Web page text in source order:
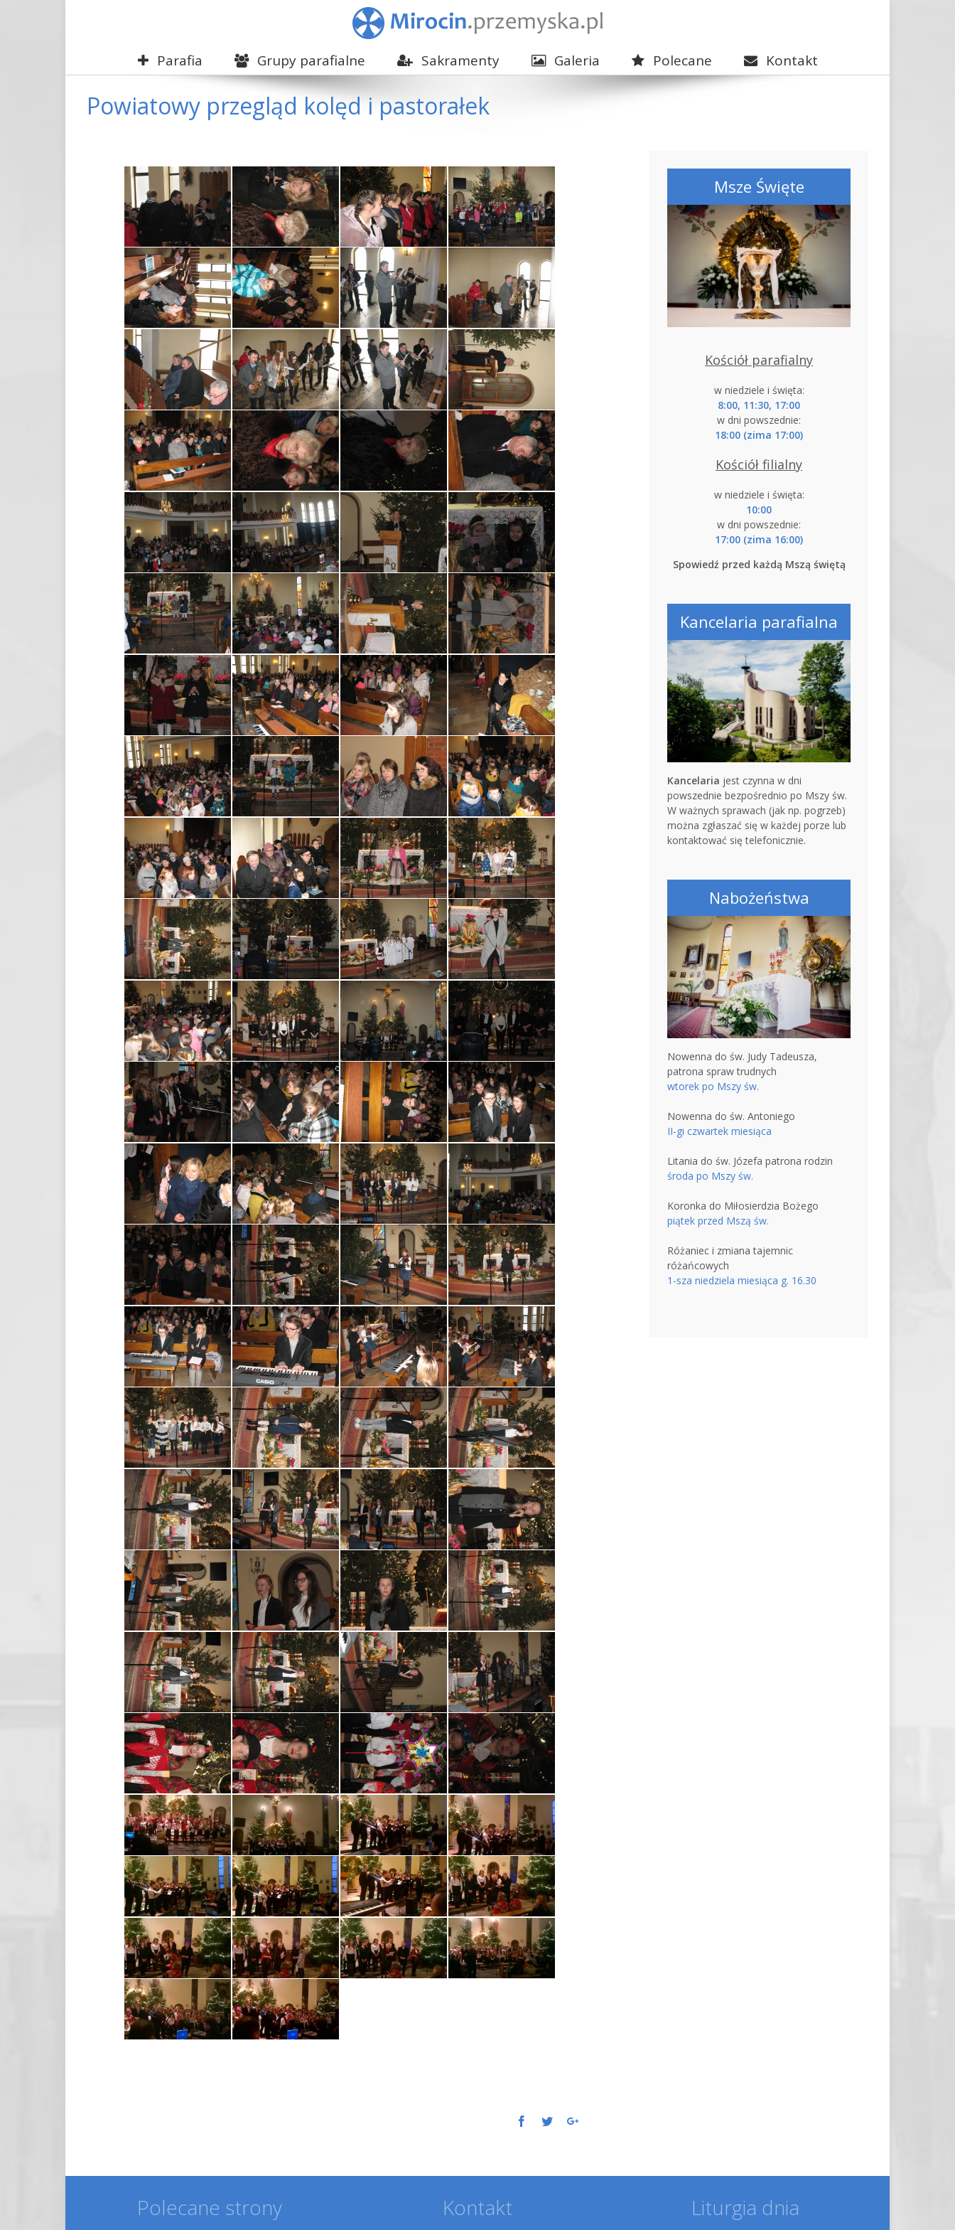
Parafia Grupy parafialne Sakramenty Galeria Polecane Kontakt
Powiatowy przegląd kolęd i pastorałek
Facebook
TwitterGoogle+
Msze Święte
Kościół parafialny
w niedziele i święta:
8:00, 11:30, 17:00
w dni powszednie:
18:00 (zima 17:00)
Kościół filialny
w niedziele i święta:
10:00
w dni powszednie:
17:00 (zima 16:00)
Spowiedź przed każdą Mszą świętą
Kancelaria parafialna
Kancelaria jest czynna w dni
powszednie bezpośrednio po Mszy św.
W ważnych sprawach (jak np. pogrzeb)
można zgłaszać się w każdej porze lub
kontaktować się telefonicznie.
Nabożeństwa
Nowenna do św. Judy Tadeusza,
patrona spraw trudnych
wtorek po Mszy św.
Nowenna do św. Antoniego
II-gi czwartek miesiąca
Litania do św. Józefa patrona rodzin
środa po Mszy św.
Koronka do Miłosierdzia Bożego
piątek przed Mszą św.
Różaniec i zmiana tajemnic
różańcowych
1-sza niedziela miesiąca g. 16.30
Polecane strony Kontakt Liturgia dnia